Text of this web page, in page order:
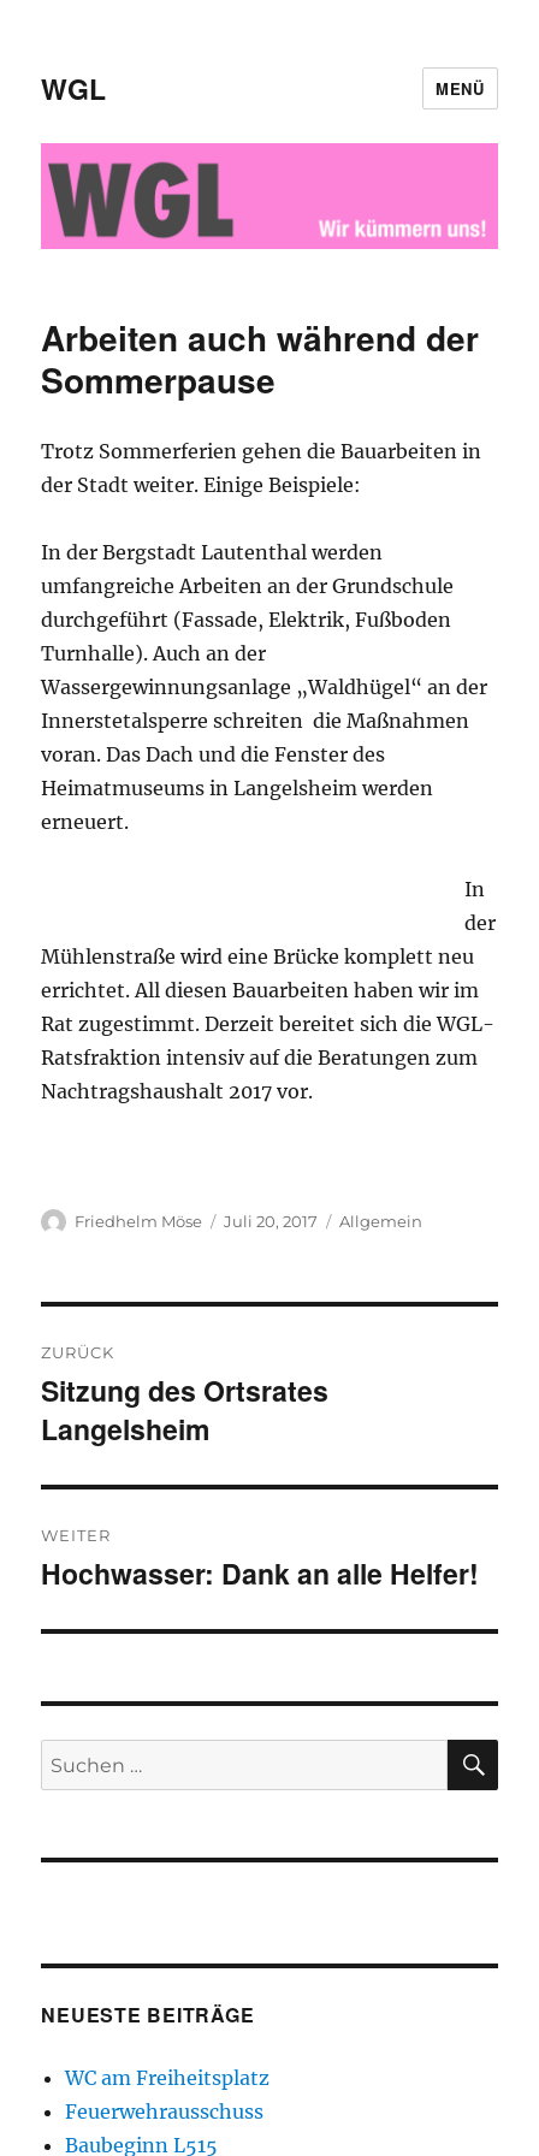
WGL MENÜ
Arbeiten auch während der
Sommerpause
Trotz Sommerferien gehen die Bauarbeiten in
der Stadt weiter. Einige Beispiele:
In der Bergstadt Lautenthal werden
umfangreiche Arbeiten an der Grundschule
durchgeführt (Fassade, Elektrik, Fußboden
Turnhalle). Auch an der
Wassergewinnungsanlage „Waldhügel“ an der
Innerstetalsperre schreiten die Maßnahmen
voran. Das Dach und die Fenster des
Heimatmuseums in Langelsheim werden
erneuert.
In
der
Mühlenstraße wird eine Brücke komplett neu
errichtet. All diesen Bauarbeiten haben wir im
Rat zugestimmt. Derzeit bereitet sich die WGL-
Ratsfraktion intensiv auf die Beratungen zum
Nachtragshaushalt 2017 vor.
Autor
Friedhelm Möse
Veröffentlicht
Juli 20, 2017 Kategorien
Allgemein
ZURÜCK
Vorheriger
Beitrag:
Sitzung des Ortsrates
Langelsheim
WEITER
Nächster
Hochwasser: Dank an alle Helfer!
Suchen
nach:
NEUESTE BEITRÄGE
WC am Freiheitsplatz
Feuerwehrausschuss
Baubeginn L515